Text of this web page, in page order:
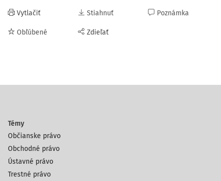
Vytlačiť
Obľúbené
Stiahnuť
Zdieľať
Poznámka
Témy
Občianske právo
Obchodné právo
Ústavné právo
Trestné právo